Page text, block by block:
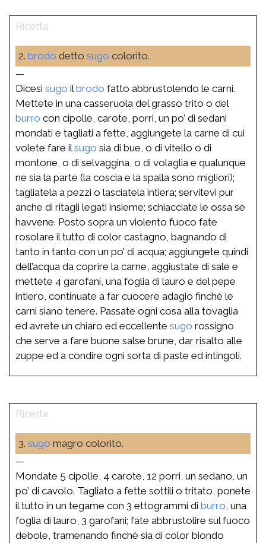
2. brodo detto sugo colorito.
—
Dicesi sugo ilbrodo fatto abbrustolendo le carni.
Mettete in una casseruola del grasso trito o del
burro con cipolle, carote, porri, un po’ di sedani
mondati e tagliati a fette, aggiungete la carne di cui
volete fare ilsugo sia di bue, o di vitello o di
montone, o di selvaggina, o di volaglia e qualunque
ne sia la parte (la coscia e la spalla sono migliori);
tagliatela a pezzi o lasciatela intiera; servitevi pur
anche di ritagli legati insieme; schiacciate le ossa se
havvene. Posto sopra un violento fuoco fate
rosolare il tutto di color castagno, bagnando di
tanto in tanto con un po’ di acqua; aggiungete quindi
dell’acqua da coprire la carne, aggiustate di sale e
mettete 4 garofani, una foglia di lauro e del pepe
intiero, continuate a far cuocere adagio finché le
carni siano tenere. Passate ogni cosa alla tovaglia
ed avrete un chiaro ed eccellente sugo rossigno
che serve a fare buone salse brune, dar risalto alle
zuppe ed a condire ogni sorta di paste ed intingoli.
3. sugo magro colorito.
—
Mondate 5 cipolle, 4 carote, 12 porri, un sedano, un
po’ di cavolo. Tagliato a fette sottili o tritato, ponete
il tutto in un tegame con 3 ettogrammi di burro , una
foglia di lauro, 3 garofani; fate abbrustolire sul fuoco
debole, tramenando finché sia di color biondo